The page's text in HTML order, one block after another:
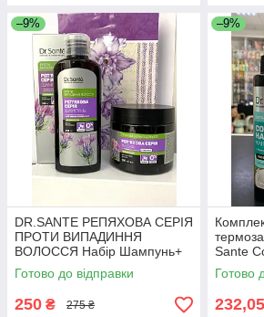
–9%
DR.SANTE РЕПЯХОВА СЕРІЯ
ПРОТИ ВИПАДИННЯ
ВОЛОССЯ Набір Шампунь+
Маска Засоби для волосся
Готово до відправки
250 ₴ 275 ₴
–9%
Sante
150 мл)
Готово
232,05